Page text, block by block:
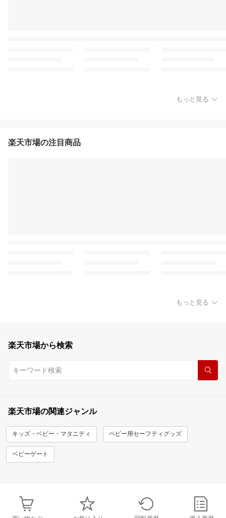
もっと見る
楽天市場の注目商品
もっと見る
楽天市場から検索
楽天市場の関連ジャンル
キッズ・ベビー・マタニティ ベビー用セーフティグッズ
ベビーゲート